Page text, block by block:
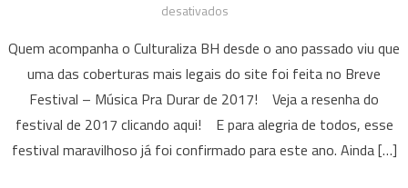
desativados
Vittar,
Caetano
Veloso
e
muito
Quem acompanha o Culturaliza BH desde o ano passado viu que
uma das coberturas mais legais do site foi feita no Breve
Festival – Música Pra Durar de 2017! Veja a resenha do
festival de 2017 clicando aqui! E para alegria de todos, esse
festival maravilhoso já foi confirmado para este ano. Ainda […]